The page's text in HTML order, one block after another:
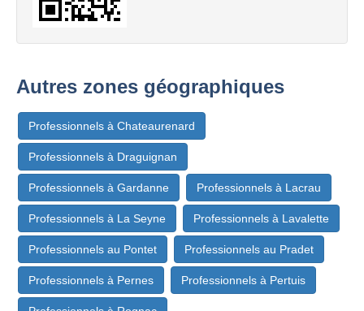
Autres zones géographiques
Professionnels à Chateaurenard
Professionnels à Draguignan
Professionnels à Gardanne Professionnels à Lacrau
Professionnels à La Seyne Professionnels à Lavalette
Professionnels au Pontet Professionnels au Pradet
Professionnels à Pernes Professionnels à Pertuis